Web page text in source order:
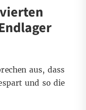
aus, dass
und so die